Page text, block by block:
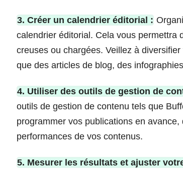
3. Créer un calendrier éditorial :
calendrier éditorial. Cela vous permettra
creuses ou chargées. Veillez à
que des articles de blog, des
4. Utiliser des outils de gestion de
outils de gestion de contenu tels que
programmer vos publications en avance,
performances de vos contenus.
5. Mesurer les résultats et ajuster